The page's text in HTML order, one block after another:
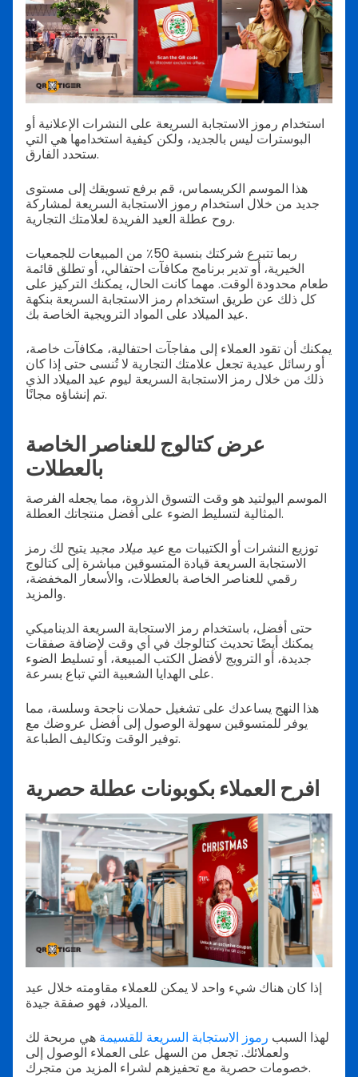
استخدام رموز الاستجابة السريعة على النشرات الإعلانية أو
البوسترات ليس بالجديد، ولكن كيفية استخدامها هي التي
ستحدد الفارق.
هذا الموسم الكريسماس، قم برفع تسويقك إلى مستوى
جديد من خلال استخدام رموز الاستجابة السريعة لمشاركة
روح عطلة العيد الفريدة لعلامتك التجارية.
ربما تتبرع شركتك بنسبة 50٪ من المبيعات للجمعيات
الخيرية، أو تدير برنامج مكافآت احتفالي، أو تطلق قائمة
طعام محدودة الوقت. مهما كانت الحال، يمكنك التركيز على
كل ذلك عن طريق استخدام رمز الاستجابة السريعة بنكهة
عيد الميلاد على المواد الترويجية الخاصة بك.
يمكنك أن تقود العملاء إلى مفاجآت احتفالية، مكافآت خاصة،
أو رسائل عيدية تجعل علامتك التجارية لا تُنسى حتى إذا كان
ذلك من خلال رمز الاستجابة السريعة ليوم عيد الميلاد الذي
تم إنشاؤه مجانًا.
عرض كتالوج للعناصر الخاصة
بالعطلات
الموسم اليولتيد هو وقت التسوق الذروة، مما يجعله الفرصة
المثالية لتسليط الضوء على أفضل منتجاتك العطلة.
توزيع النشرات أو الكتيبات مع عيد ميلاد مجيد يتيح لك رمز
الاستجابة السريعة قيادة المتسوقين مباشرة إلى كتالوج
رقمي للعناصر الخاصة بالعطلات، والأسعار المخفضة،
والمزيد.
حتى أفضل، باستخدام رمز الاستجابة السريعة الديناميكي
يمكنك أيضًا تحديث كتالوجك في أي وقت لإضافة صفقات
جديدة، أو الترويج لأفضل الكتب المبيعة، أو تسليط الضوء
على الهدايا الشعبية التي تباع بسرعة.
هذا النهج يساعدك على تشغيل حملات ناجحة وسلسة، مما
يوفر للمتسوقين سهولة الوصول إلى أفضل عروضك مع
توفير الوقت وتكاليف الطباعة.
افرح العملاء بكوبونات عطلة حصرية
إذا كان هناك شيء واحد لا يمكن للعملاء مقاومته خلال عيد
الميلاد، فهو صفقة جيدة.
لهذا السبب رموز الاستجابة السريعة للقسيمة هي مربحة لك
ولعملائك. تجعل من السهل على العملاء الوصول إلى
خصومات حصرية مع تحفيزهم لشراء المزيد من متجرك.